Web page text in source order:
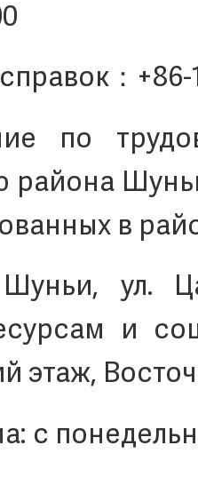
：+86-
по
района
в
ул.
и
этаж,
с